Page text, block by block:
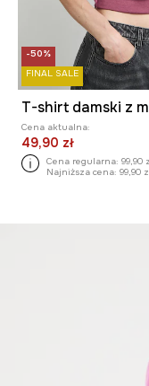
-50%
FINAL SALE
T-shirt damski z
Cena aktualna:
49,90 zł
Cena regularna: 99,90
Najniższa cena: 99,90